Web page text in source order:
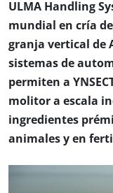
ULMA Handling
mundial en cría
granja vertical de
sistemas de
permiten a
molitor a escala
ingredientes
animales y en